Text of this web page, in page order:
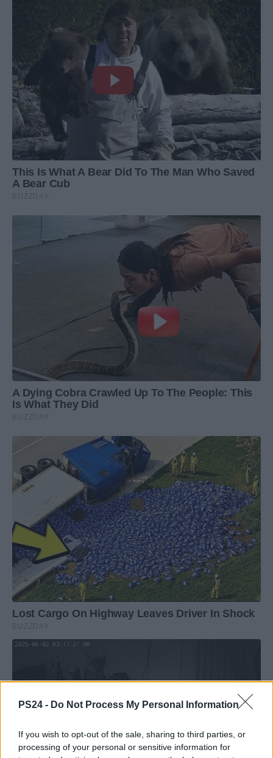
PS24 - Do Not Process My Personal Information
If you wish to opt-out of the sale, sharing to third parties, or
processing of your personal or sensitive information for